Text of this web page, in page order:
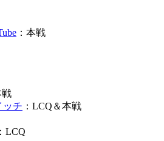
：本戦
戦
ッチ ：LCQ＆本戦
：LCQ